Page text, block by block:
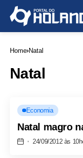
Home Natal
Natal
Economia
Natal magro
24/09/2012 às